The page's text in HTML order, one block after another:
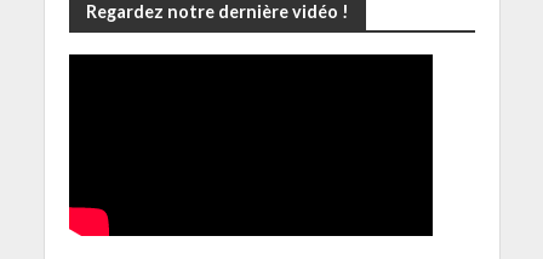
Regardez notre dernière vidéo !